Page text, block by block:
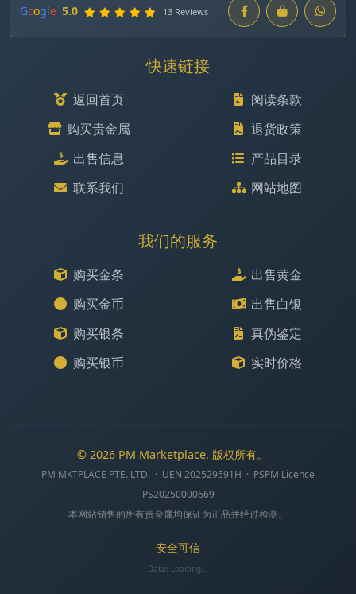
Google 5.0 13 Reviews
快速链接
返回首页
购买贵金属
出售信息
联系我们
阅读条款
退货政策
产品目录
网站地图
我们的服务
购买金条
购买金币
购买银条
购买银币
出售黄金
出售白银
真伪鉴定
实时价格
© 2026 PM Marketplace. 版权所有。
PM MKTPLACE PTE. LTD. · UEN 202529591H · PSPM Licence
PS20250000669
本网站销售的所有贵金属均保证为正品并经过检测。
安全可信
Data: Loading...